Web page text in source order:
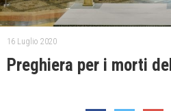
16 Luglio 2020
Preghiera per i morti